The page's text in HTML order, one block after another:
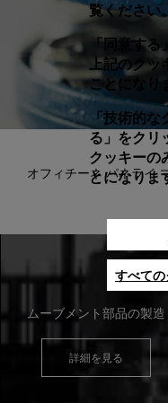
オフィチーネ パネライ
ムーブメント部品の製造
詳細を見る
覧ください。
「同意する
上記のクッ
ことになり
「技術的
る」をクリ
クッキーの
とになりま
すべて